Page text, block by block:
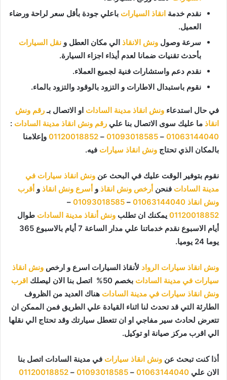
نقدم خدمة انقاذ السيارات باعلي جودة بأقل سعر لراحة ورضاء
العميل.
سرعة وصول ونش الانقاذ الي مكان العطل و نقل السيارات
بأحدث تقنيات ضمانا لعدم أيذاء اجزاء السيارة.
نقدم دعم واستشارات فنية لجميع العملاء.
نقوم باستبدال الاطارات و التزود بالوقود والتزود بالماء.
في حال استدعاء ونش انقاذ مدينة السادات او الاتصال بـرقم ونش
انقاذ ما عليك سوى الاتصال بنا علي رقم ونش انقاذ مدينة السادات :
01063144040
–
01093018585
–
01120018852 وإعلامنا
بالمكان الذي تحتاج ونش انقاذ سيارات فيه.
نقوم بتوفير الوقت عليك في البحث عن ونش انقاذ سيارات في
مدينة السادات فنحن أرخص ونش انقاذ و أسرع ونش انقاذ و أقرب
ونش انقاذ 01063144040
–
01093018585
–
01120018852 يمكنك ان تطلب ونش أنقاذ مدينة السادات طوال
أيام الاسبوع نقدم خدماتنا علي مدار الساعة 7 أيام بالاسبوع 365
يوما 24 يوميا.
ونش انقاذ سيارات الرواد لأنقاذ السيارات اسرع و ارخص ونش انقاذ
سيارات في مدينة السادات بخصم 50% اتصل بنا الان ليصلك
اقرب
ونش انقاذ سيارات في مدينة السادات هناك العديد من الظروف
الطارئة التي قد تحدث لنا اثناء القيادة علي الطريق فمن الممكن ان
تتعرض لحادث سير مفاجي او ان تتعطل سيارتك وقد تحتاج الي نقلها
الي اقرب مركز صيانة او توكيل.
أذا كنت تبحث عن ونش انقاذ سيارات في مدينة السادات اتصل بنا
الان علي 01063144040
–
01093018585
–
01120018852